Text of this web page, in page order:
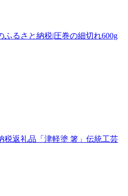
ふるさと納税|圧巻の細切れ600g
税返礼品「津軽塗 箸」伝統工芸